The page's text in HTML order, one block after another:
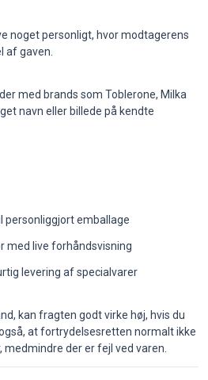
noget personligt, hvor modtagerens
af gaven.
med brands som Toblerone, Milka
navn eller billede på kendte
personliggjort emballage
med live forhåndsvisning
levering af specialvarer
kan fragten godt virke høj, hvis du
at fortrydelsesretten normalt ikke
der er fejl ved varen.